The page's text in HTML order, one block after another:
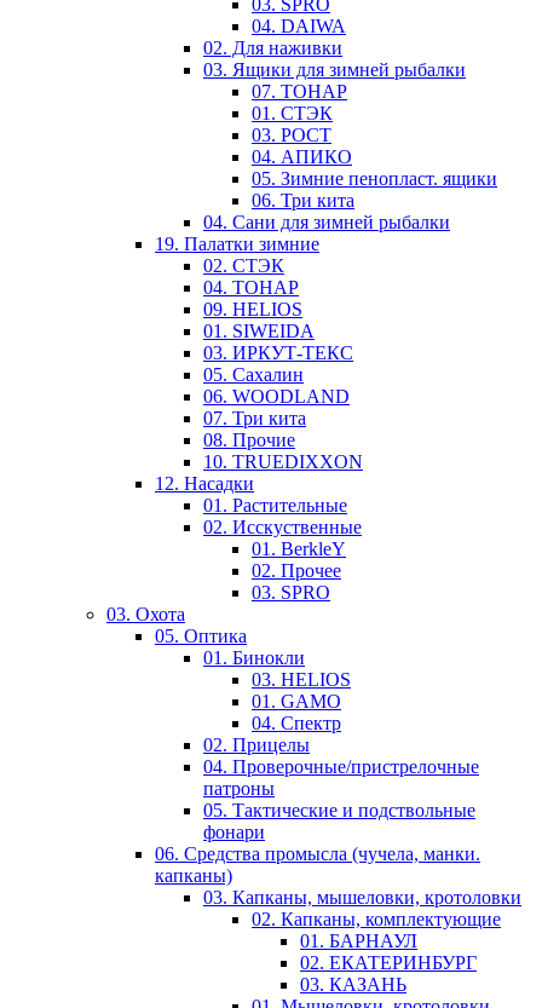
04. DAIWA
02. Для наживки
03. Ящики для зимней рыбалки
07. ТОНАР
01. СТЭК
03. РОСТ
04. АПИКО
05. Зимние пенопласт. ящики
06. Три кита
04. Сани для зимней рыбалки
19. Палатки зимние
02. СТЭК
04. ТОНАР
09. HELIOS
01. SIWEIDA
03. ИРКУТ-ТЕКС
05. Сахалин
06. WOODLAND
07. Три кита
08. Прочие
10. TRUEDIXXON
12. Насадки
01. Растительные
02. Исскуственные
01. BerkleY
02. Прочее
03. SPRO
03. Охота
05. Оптика
01. Бинокли
03. HELIOS
01. GAMO
04. Спектр
02. Прицелы
04. Проверочные/пристрелочные
патроны
05. Тактические и подствольные
фонари
06. Средства промысла (чучела, манки.
капканы)
03. Капканы, мышеловки, кротоловки
02. Капканы, комплектующие
01. БАРНАУЛ
02. ЕКАТЕРИНБУРГ
03. КАЗАНЬ